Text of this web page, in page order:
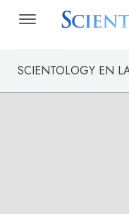
SCIENTOLOGY EN